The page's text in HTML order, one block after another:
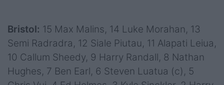
Bristol: 15 Max Malins, 14 Luke Morahan, 13
Semi Radradra, 12 Siale Piutau, 11 Alapati Leiua,
10 Callum Sheedy, 9 Harry Randall, 8 Nathan
Hughes, 7 Ben Earl, 6 Steven Luatua (c), 5